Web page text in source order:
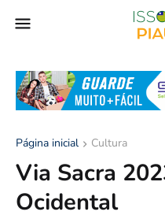
Página inicial Cultura
Via Sacra
Ocidental